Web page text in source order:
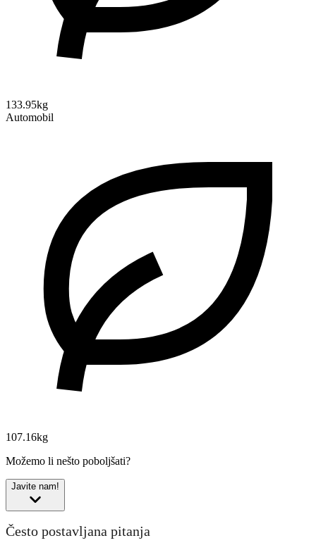
133.95kg
Automobil
107.16kg
Možemo li nešto poboljšati?
Javite nam!
Često postavljana pitanja